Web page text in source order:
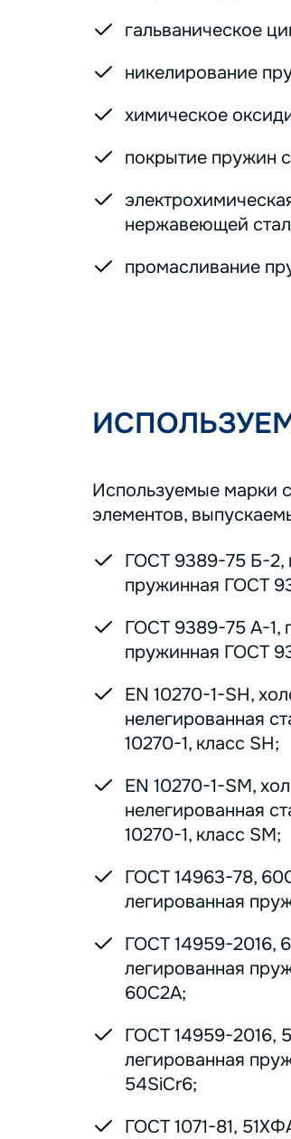
гальваническое
никелирование
химическое
покрытие пружин
нержавеющей
промасливание
Используемые марки
элементов,
ГОСТ 9389-75 Б-2,
пружинная ГОСТ
ГОСТ 9389-75 А-1,
пружинная ГОСТ
EN 10270-1-SH,
нелегированная
10270-1, класс SH;
EN 10270-1-SM,
нелегированная
10270-1, класс SM;
ГОСТ 14963-78,
легированная
ГОСТ 14959-2016,
легированная
60С2А;
ГОСТ 14959-2016,
легированная
54SiCr6;
ГОСТ 1071-81,